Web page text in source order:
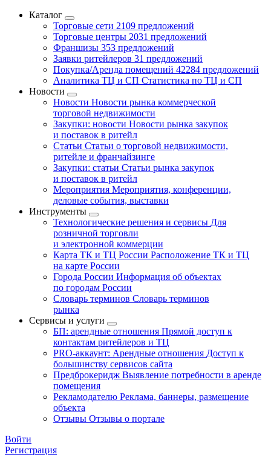
Каталог
Торговые сети 2109 предложений
Торговые центры 2031 предложений
Франшизы 353 предложений
Заявки ритейлеров 31 предложений
Покупка/Аренда помещений 42284 предложений
Аналитика ТЦ и СП Статистика по ТЦ и СП
Новости
Новости Новости рынка коммерческой
торговой недвижимости
Закупки: новости Новости рынка закупок
и поставок в ритейл
Статьи Статьи о торговой недвижимости,
ритейле и франчайзинге
Закупки: статьи Статьи рынка закупок
и поставок в ритейл
Мероприятия Мероприятия, конференции,
деловые события, выставки
Инструменты
Технологические решения и сервисы Для
розничной торговли
и электронной коммерции
Карта ТК и ТЦ России Расположение ТК и ТЦ
на карте России
Города России Информация об объектах
по городам России
Словарь терминов Словарь терминов
рынка
Сервисы и услуги
БП: арендные отношения Прямой доступ к
контактам ритейлеров и ТЦ
PRO-аккаунт: Арендные отношения Доступ к
большинству сервисов сайта
Предброкеридж Выявление потребности в аренде
помещения
Рекламодателю Реклама, баннеры, размещение
объекта
Отзывы Отзывы о портале
Войти
Регистрация